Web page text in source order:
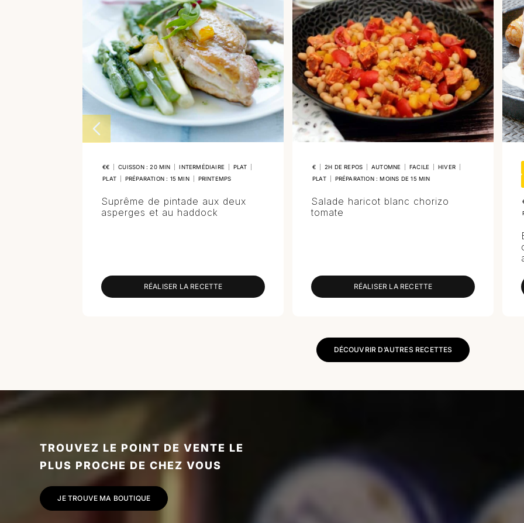
€€ CUISSON : 20 MIN INTERMÉDIAIRE PLAT
PLAT
PRÉPARATION : 15 MIN PRINTEMPS
Suprême de pintade aux deux
asperges et au haddock
RÉALISER LA RECETTE
€ 2H DE REPOS AUTOMNE FACILE HIVER
PLAT
PRÉPARATION : MOINS DE 15 MIN
Salade haricot blanc chorizo
tomate
RÉALISER LA RECETTE
DÉCOUVRIR D’AUTRES RECETTES
TROUVEZ LE POINT DE VENTE LE
PLUS PROCHE DE CHEZ VOUS
JE TROUVE MA BOUTIQUE